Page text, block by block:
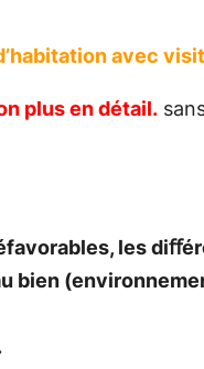
avec
plus en détail.
les
bien